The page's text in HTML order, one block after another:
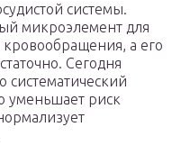
системы.
микроэлемент для
а его
Сегодня
систематический
уменьшает риск